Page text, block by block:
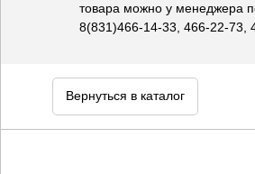
товара можно у менеджера
8(831)466-14-33, 466-22-73,
Вернуться в каталог